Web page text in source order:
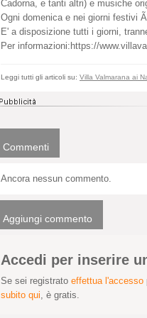
Cadorna, e tanti altri) e musiche
Ogni domenica e nei giorni festivi
E' a disposizione tutti i giorni,
Per informazioni:https://
Leggi tutti gli articoli su: Villa Valmarana ai
Commenti
Ancora nessun commento.
Aggiungi commento
Accedi per inserire
Se sei registrato effettua l'accesso
subito qui , è gratis.